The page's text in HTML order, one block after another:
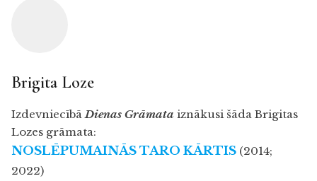
Brigita Loze
IzdevniecībāDienas Grāmata iznākusi šāda Brigitas
Lozes grāmata:
NOSLĒPUMAINĀS TARO KĀRTIS (2014;
2022)